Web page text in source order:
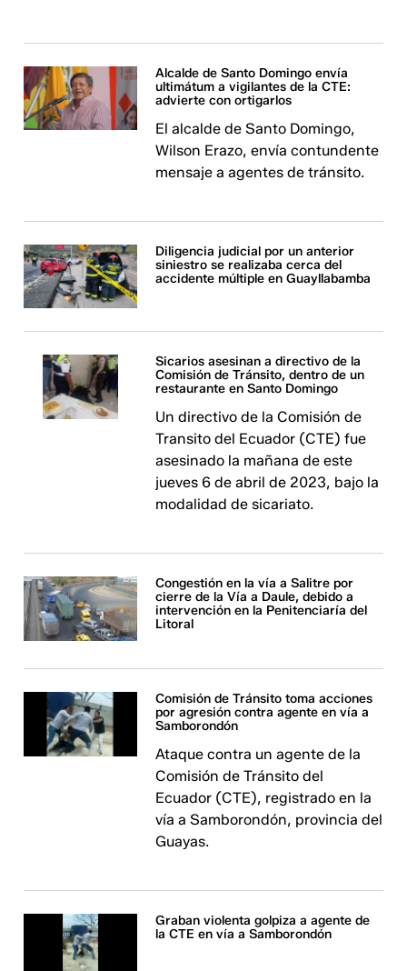
Alcalde de Santo Domingo envía
ultimátum a vigilantes de la CTE:
advierte con ortigarlos
El alcalde de Santo Domingo,
Wilson Erazo, envía contundente
mensaje a agentes de tránsito.
Diligencia judicial por un anterior
siniestro se realizaba cerca del
accidente múltiple en Guayllabamba
Sicarios asesinan a directivo de la
Comisión de Tránsito, dentro de un
restaurante en Santo Domingo
Un directivo de la Comisión de
Transito del Ecuador (CTE) fue
asesinado la mañana de este
jueves 6 de abril de 2023, bajo la
modalidad de sicariato.
Congestión en la vía a Salitre por
cierre de la Vía a Daule, debido a
intervención en la Penitenciaría del
Litoral
Comisión de Tránsito toma acciones
por agresión contra agente en vía a
Samborondón
Ataque contra un agente de la
Comisión de Tránsito del
Ecuador (CTE), registrado en la
vía a Samborondón, provincia del
Guayas.
Graban violenta golpiza a agente de
la CTE en vía a Samborondón